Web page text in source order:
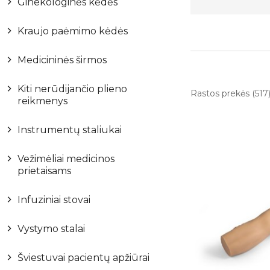
Kraujo paėmimo kėdės
Medicininės širmos
Kiti nerūdijančio plieno
reikmenys
Instrumentų staliukai
Vežimėliai medicinos
prietaisams
Infuziniai stovai
Vystymo stalai
Šviestuvai pacientų apžiūrai
Rastos prekės (517)